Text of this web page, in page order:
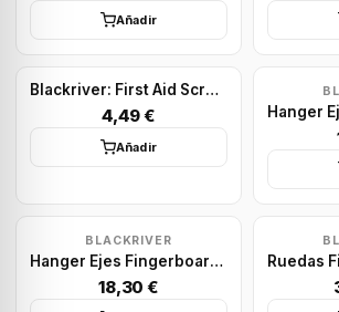
Añadir
Blackriver: First Aid Screws
4,49 €
Añadir
BLACKRIVER
Hanger Ejes Fingerboards Blackriver: First Aid Single Hanger 34 Black
18,30 €